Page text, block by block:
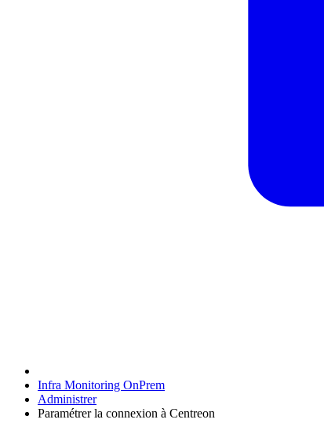
Infra Monitoring OnPrem
Administrer
Paramétrer la connexion à Centreon